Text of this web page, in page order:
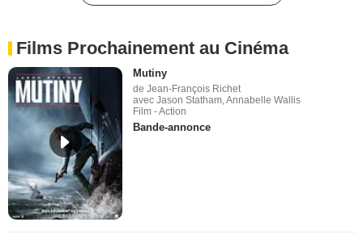
Films Prochainement au Cinéma
Mutiny
de Jean-François Richet
avec Jason Statham, Annabelle Wallis
Film - Action
Bande-annonce